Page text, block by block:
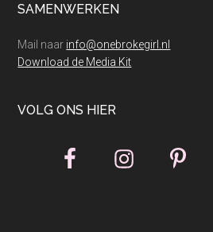
SAMENWERKEN
Mail naar info@onebrokegirl.nl
Download de Media Kit
VOLG ONS HIER